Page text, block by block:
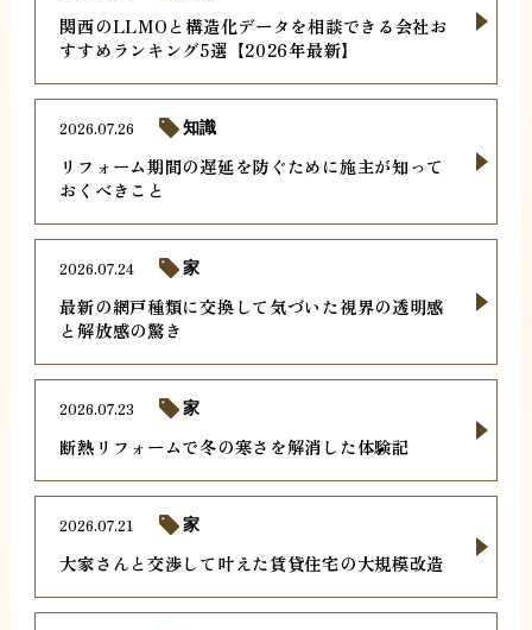
関西のLLMOと構造化データを相談できる会社お
すすめランキング5選【2026年最新】
リフォーム期間の遅延を防ぐために施主が知って
おくべきこと
2026.07.26 知識
最新の網戸種類に交換して気づいた視界の透明感
と解放感の驚き
2026.07.24 家
断熱リフォームで冬の寒さを解消した体験記
2026.07.23 家
大家さんと交渉して叶えた賃貸住宅の大規模改造
2026.07.21 家